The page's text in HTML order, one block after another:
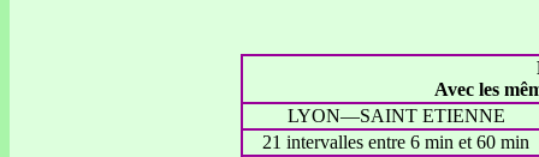
Avec les
LYON—SAINT ETIENNE
21 intervalles entre 6 min et 60 min